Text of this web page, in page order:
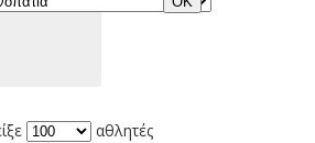
αθλητές